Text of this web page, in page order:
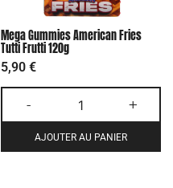
Mega Gummies American Fries
Tutti Frutti 120g
5,90 €
- +
AJOUTER AU PANIER